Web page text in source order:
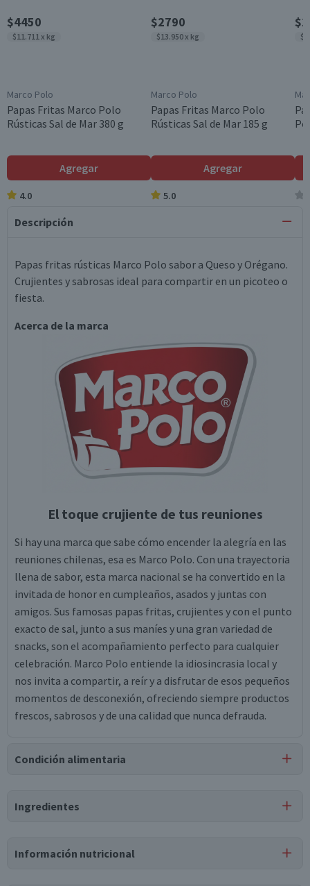
$4450
$11.711 x kg
Marco Polo
Papas Fritas Marco Polo
Rústicas Sal de Mar 380 g
Agregar
4.0
$2790
$13.950 x kg
Marco Polo
Papas Fritas Marco Polo
Rústicas Sal de Mar 185 g
Agregar
5.0
Descripción
Papas fritas rústicas Marco Polo sabor a Queso y Orégano.
Crujientes y sabrosas ideal para compartir en un picoteo o
fiesta.
Acerca de la marca
El toque crujiente de tus reuniones
Si hay una marca que sabe cómo encender la alegría en las
reuniones chilenas, esa es Marco Polo. Con una trayectoria
llena de sabor, esta marca nacional se ha convertido en la
invitada de honor en cumpleaños, asados y juntas con
amigos. Sus famosas papas fritas, crujientes y con el punto
exacto de sal, junto a sus maníes y una gran variedad de
snacks, son el acompañamiento perfecto para cualquier
celebración. Marco Polo entiende la idiosincrasia local y
nos invita a compartir, a reír y a disfrutar de esos pequeños
momentos de desconexión, ofreciendo siempre productos
frescos, sabrosos y de una calidad que nunca defrauda.
Condición alimentaria
Ingredientes
Información nutricional